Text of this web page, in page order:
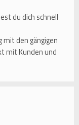
du dich schnell
mit den gängigen
mit Kunden und